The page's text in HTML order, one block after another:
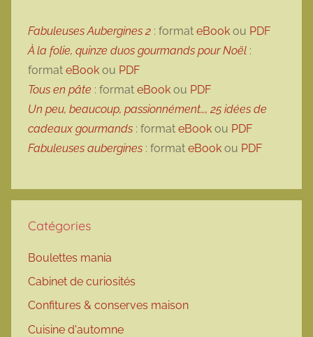
Fabuleuses Aubergines 2 : format eBook ou PDF
À la folie, quinze duos gourmands pour Noël :
format eBook ou PDF
Tous en pâte : format eBook ou PDF
Un peu, beaucoup, passionnément…, 25 idées de
cadeaux gourmands : format eBook ou PDF
Fabuleuses aubergines : format eBook ou PDF
Catégories
Boulettes mania
Cabinet de curiosités
Confitures & conserves maison
Cuisine d'automne